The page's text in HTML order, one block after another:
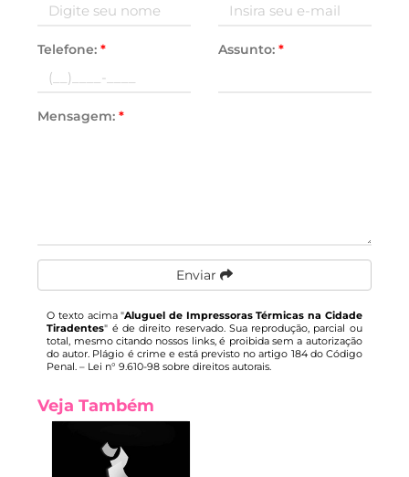
Telefone:* Assunto: *
Mensagem:*
Enviar
O texto acima "Aluguel de Impressoras Térmicas na Cidade
Tiradentes" é de direito reservado. Sua reprodução, parcial ou
total, mesmo citando nossos links, é proibida sem a autorização
do autor. Plágio é crime e está previsto no artigo 184 do Código
Penal. – Lei n° 9.610-98 sobre direitos autorais.
Veja Também